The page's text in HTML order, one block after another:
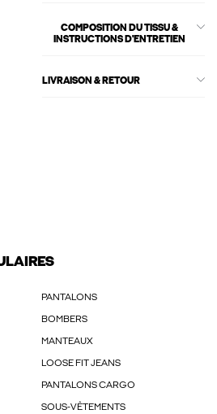
COMPOSITION DU TISSU &
INSTRUCTIONS D'ENTRETIEN
LIVRAISON & RETOUR
PANTALONS
BOMBERS
MANTEAUX
LOOSE FIT JEANS
PANTALONS CARGO
SOUS-VÊTEMENTS